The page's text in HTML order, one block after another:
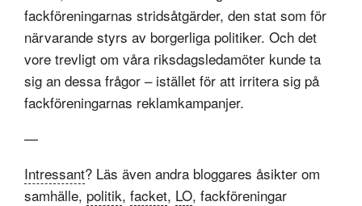
fackföreningarnas stridsåtgärder, den stat som för
närvarande styrs av borgerliga politiker. Och det
vore trevligt om våra riksdagsledamöter kunde ta
sig an dessa frågor – istället för att irritera sig på
fackföreningarnas reklamkampanjer.
—
Intressant? Läs även andra bloggares åsikter om
samhälle, politik, facket, LO, fackföreningar